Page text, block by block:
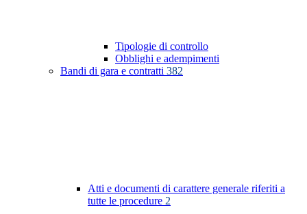
Tipologie di controllo
Obblighi e adempimenti
Bandi di gara e contratti 382
Atti e documenti di carattere generale riferiti a
tutte le procedure 2